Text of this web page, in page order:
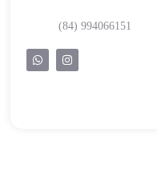
(84) 994066151